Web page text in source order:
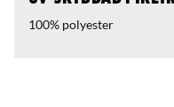
100% polyester